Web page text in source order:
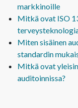
markkinoille
Mitkä ovat ISO
Miten sisäinen
standardin
Mitkä ovat
auditoinnissa?